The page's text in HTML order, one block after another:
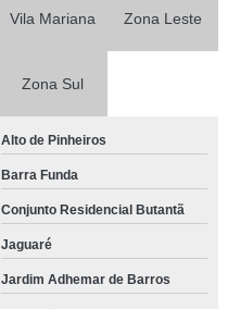
Vila Mariana Zona Leste
Zona Sul
Alto de Pinheiros
Barra Funda
Conjunto Residencial Butantã
Jaguaré
Jardim Adhemar de Barros